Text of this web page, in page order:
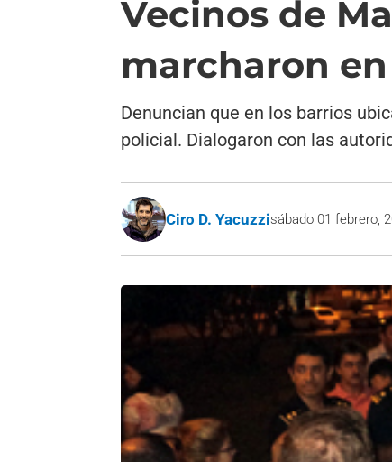
Vecinos de
marcharon
Denuncian que en los barrios
policial. Dialogaron con las
Ciro D. Yacuzzisábado 01 febrero,